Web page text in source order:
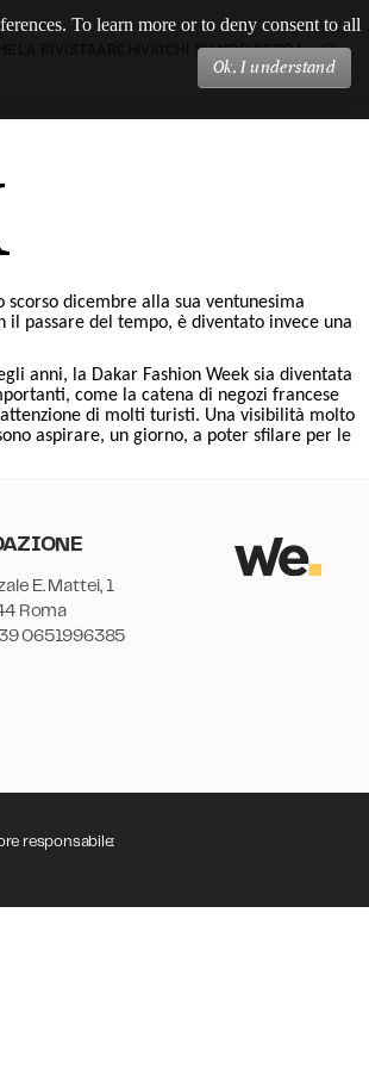
CHI SIAMORICERCA
scorso dicembre alla sua ventunesima
passare del tempo, è diventato invece una
anni, la Dakar Fashion Week sia diventata
come la catena di negozi francese
di molti turisti. Una visibilità molto
aspirare, un giorno, a poter sfilare per le
E. Mattei, 1
Roma
0651996385
responsabile:
To learn more or to deny consent to all
Ok, I understand